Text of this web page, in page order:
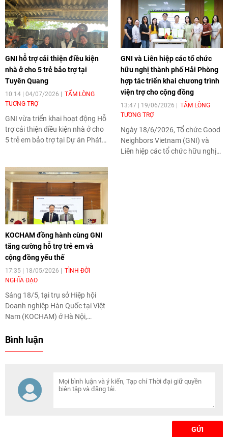
GNI hỗ trợ cải thiện điều kiện
nhà ở cho 5 trẻ bảo trợ tại
Tuyên Quang
10:14 | 04/07/2026
TẤM LÒNG
TƯƠNG TRỢ
GNI vừa triển khai hoạt động Hỗ
trợ cải thiện điều kiện nhà ở cho
5 trẻ em bảo trợ tại Dự án Phát
hoạt động này, GNI hỗ trợ một
phần kinh phí để các gia đình
sửa chữa hoặc xây dựng nhà ở
phù hợp với điều kiện thực tế
GNI và Liên hiệp các tổ chức
hữu nghị thành phố Hải Phòng
hợp tác triển khai chương trình
viện trợ cho cộng đồng
13:47 | 19/06/2026
TẤM LÒNG
TƯƠNG TRỢ
Ngày 18/6/2026, Tổ chức Good
Neighbors Vietnam (GNI) và
Liên hiệp các tổ chức hữu nghị
KOCHAM đồng hành cùng GNI
tăng cường hỗ trợ trẻ em và
cộng đồng yếu thế
17:35 | 18/05/2026
TÌNH ĐỜI
NGHĨA ĐẠO
Sáng 18/5, tại trụ sở Hiệp hội
Doanh nghiệp Hàn Quốc tại Việt
Nam (KOCHAM) ở Hà Nội,
Good Neighbors International
trong quan hệ hợp tác chiến
lược nhằm thúc đẩy các hoạt
động trách nhiệm xã hội doanh
Bình luận
GỬI